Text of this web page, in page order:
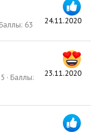
24.11.2020
Баллы 63
23.11.2020
Баллы